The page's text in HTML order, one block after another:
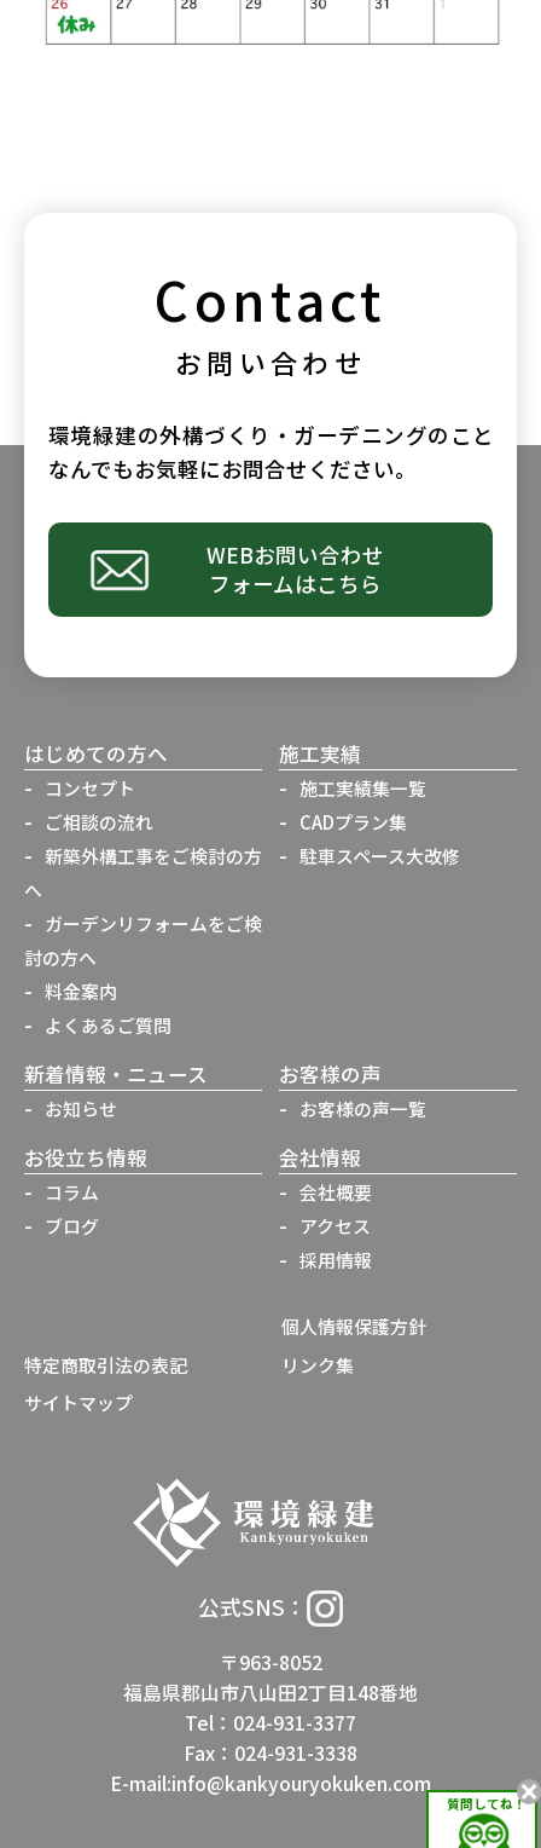
Contact
お問い合わせ
環境緑建の外構づくり・ガーデニングのこと
なんでもお気軽にお問合せください。
WEBお問い合わせ
フォームはこちら
公式SNS：
〒963-8052
福島県郡山市八山田2丁目148番地
Tel：024-931-3377
Fax：024-931-3338
E-mail:info@kankyouryokuken.com
個人情報保護方針
特定商取引法の表記
リンク集
サイトマップ
はじめての方へ
コンセプト
ご相談の流れ
新築外構工事をご検討の方
へ
ガーデンリフォームをご検
討の方へ
料金案内
よくあるご質問
施工実績
施工実績集一覧
CADプラン集
駐車スペース大改修
新着情報・ニュース
お知らせ
お客様の声
お客様の声一覧
お役立ち情報
コラム
ブログ
会社情報
会社概要
アクセス
採用情報
質問してね！